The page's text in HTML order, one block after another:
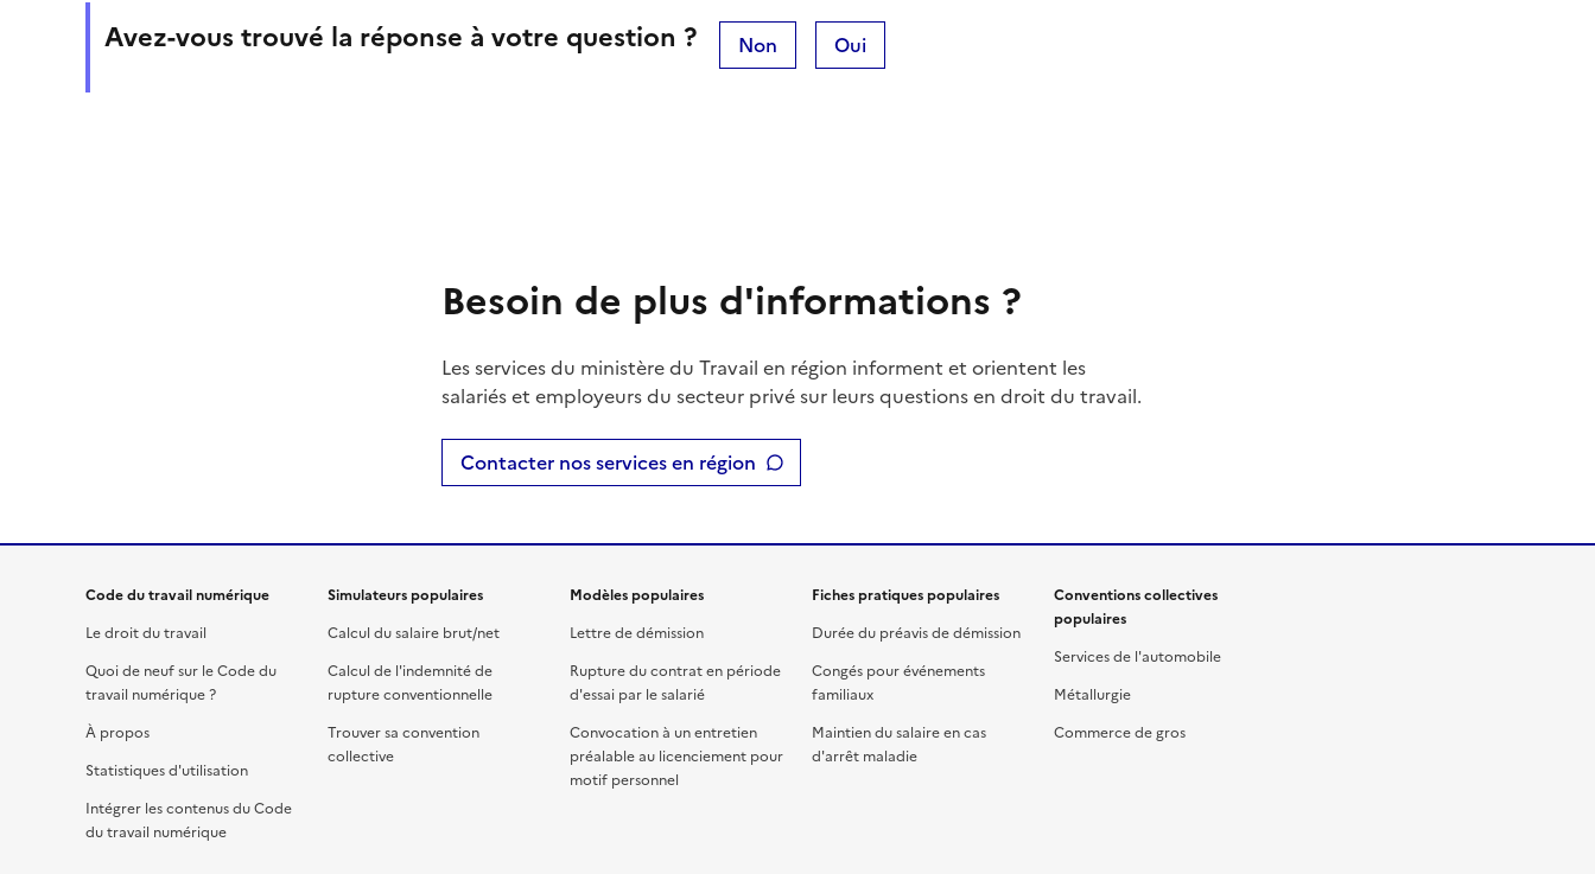
Avez-vous trouvé la réponse à votre question ? Non Oui
Besoin de plus d'informations ?
Les services du ministère du Travail en région informent et orientent les
salariés et employeurs du secteur privé sur leurs questions en droit du travail.
Contacter nos services en région
Code du travail numérique
Le droit du travail
Quoi de neuf sur le Code du
travail numérique ?
À propos
Statistiques d'utilisation
Intégrer les contenus du Code
du travail numérique
Simulateurs populaires
Calcul du salaire brut/net
Calcul de l'indemnité de
rupture conventionnelle
Trouver sa convention
collective
Modèles populaires
Lettre de démission
Rupture du contrat en période
d'essai par le salarié
Convocation à un entretien
préalable au licenciement pour
motif personnel
Fiches pratiques populaires
Durée du préavis de démission
Congés pour événements
familiaux
Maintien du salaire en cas
d'arrêt maladie
Conventions collectives
populaires
Services de l'automobile
Métallurgie
Commerce de gros